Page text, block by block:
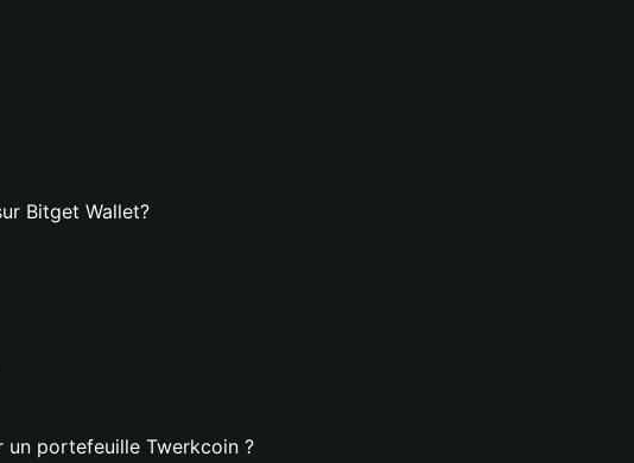
Bitget Wallet?
un portefeuille Twerkcoin ?